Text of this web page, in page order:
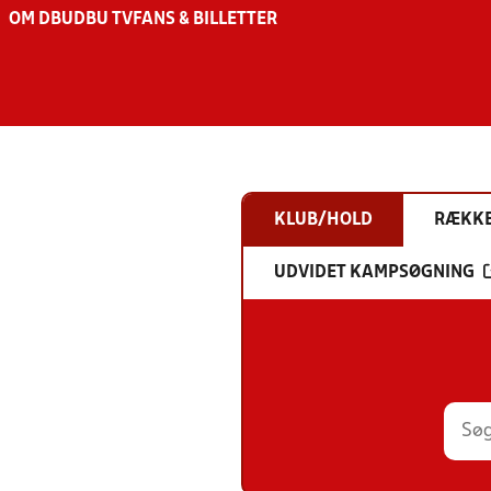
OM DBU DBU TV FANS & BILLETTER
KLUB/HOLD
UDVIDET KAMPSØGNING